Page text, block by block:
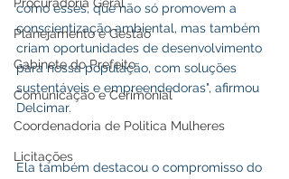
Planejamento e Gestão
Gabinete do Prefeito
Comunicação e Cerimonial
Coordenadoria de Politica Mulheres
Licitações
como esses, que não só promovem a
conscientização ambiental, mas também
criam oportunidades de desenvolvimento
para nossa população, com soluções
sustentáveis e empreendedoras", afirmou
Delcimar.
Ela também destacou o compromisso do